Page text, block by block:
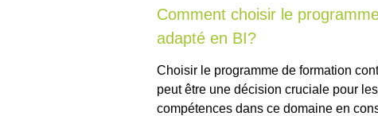
Comment choisir le
adapté en BI?
Choisir le programme de formation
peut être une décision cruciale pour
compétences dans ce domaine en